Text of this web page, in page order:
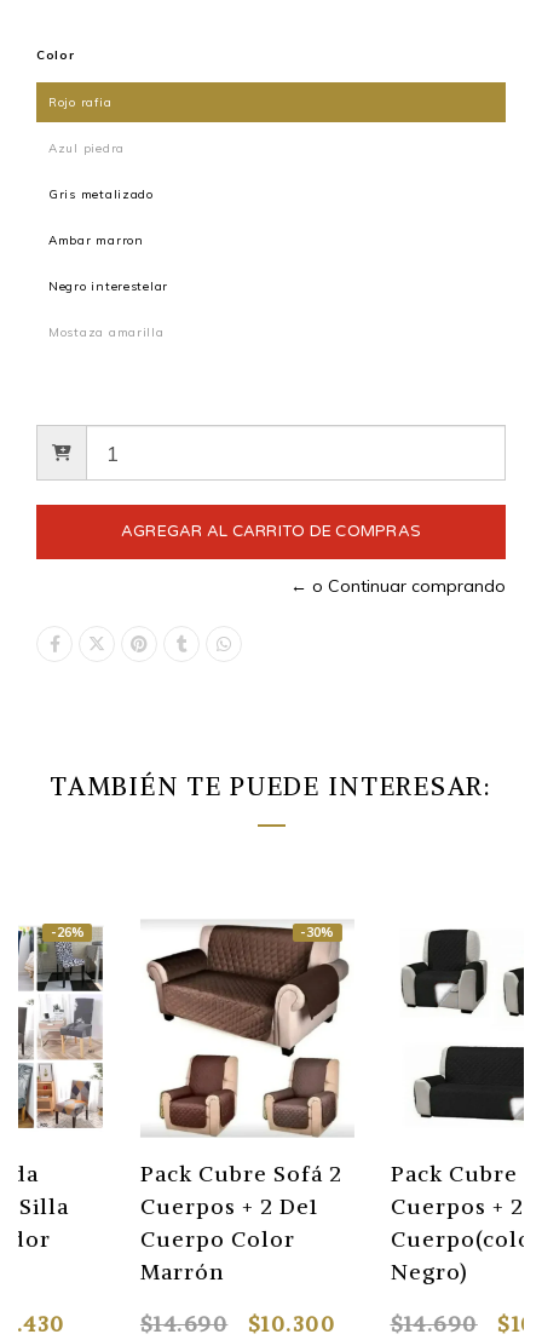
Color
Rojo rafia
Azul piedra
Gris metalizado
Ambar marron
Negro interestelar
Mostaza amarilla
← o Continuar comprando
TAMBIÉN TE PUEDE INTERESAR:
-30%
Pack Cubre Sofá 2
Cuerpos + 2 De1
Cuerpo Color
$14.690
$10.300
-30%
Pack Cubre Sofá 2
Cuerpos + 2 De1
Cuerpo(color
$14.690
$10.300